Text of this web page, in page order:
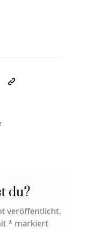
du?
veröffentlicht.
* markiert